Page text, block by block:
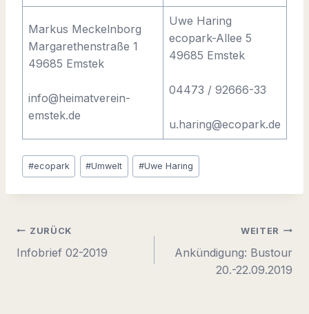
Markus Meckelnborg
Margarethenstraße 1
49685 Emstek
info@heimatverein-
emstek.de
Uwe Haring
ecopark-Allee 5
49685 Emstek
04473 / 92666-33
u.haring@ecopark.de
Schlagworte:
#ecopark #Umwelt #Uwe Haring
Beitragsnavigation
ZURÜCK
Infobrief 02-2019
WEITER
Ankündigung: Bustour
20.-22.09.2019